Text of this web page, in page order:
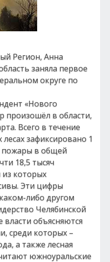
Регион, Анна
заняла первое
округе по
«Нового
произошёл в области,
Всего в течение
зафиксировано 1
пожары в общей
18,5 тысяч
из которых
Эти цифры
либо другом
Челябинской
объясняются
среди которых –
а также лесная
южноуральские